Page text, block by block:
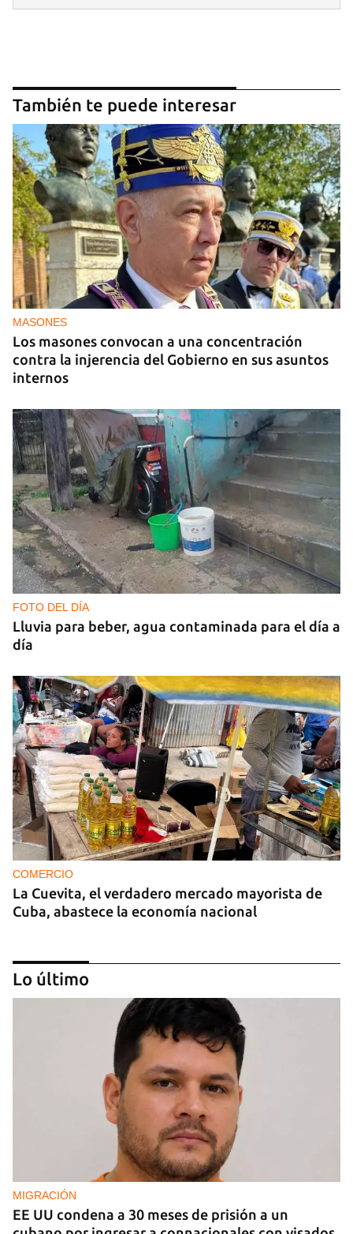
También te puede interesar
MASONES
Los masones convocan a una concentración
contra la injerencia del Gobierno en sus asuntos
internos
FOTO DEL DÍA
Lluvia para beber, agua contaminada para el día a
día
COMERCIO
La Cuevita, el verdadero mercado mayorista de
Cuba, abastece la economía nacional
EE UU duplica sus ventas de combustible al
sector privado cubano
Lo último
MIGRACIÓN
EE UU condena a 30 meses de prisión a un